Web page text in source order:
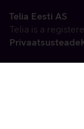
Telia Eesti AS
Telia is a
Privaatsusteade